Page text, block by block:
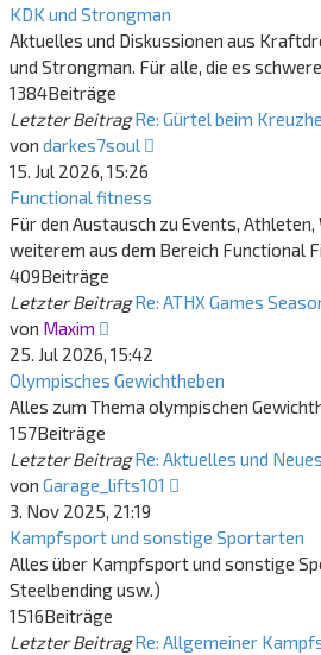
KDK und Strongman
Aktuelles und Diskussionen aus
und Strongman. Für alle, die es
1384Beiträge
Letzter Beitrag Re: Gürtel beim
von darkes7soul
15. Jul 2026, 15:26
Functional fitness
Für den Austausch zu Events, Athleten,
weiterem aus dem Bereich Functional
409Beiträge
Letzter Beitrag Re: ATHX Games
von Maxim
Beitrag
25. Jul 2026, 15:42
Olympisches Gewichtheben
Alles zum Thema olympischen
157Beiträge
Letzter Beitrag Re: Aktuelles und
von Garage_lifts101
3. Nov 2025, 21:19
Kampfsport und sonstige Sportarten
Alles über Kampfsport und sonstige
Steelbending usw.)
1516Beiträge
Letzter Beitrag Re: Allgemeiner